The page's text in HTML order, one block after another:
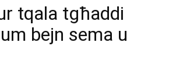
tqala tgħaddi
bejn sema u